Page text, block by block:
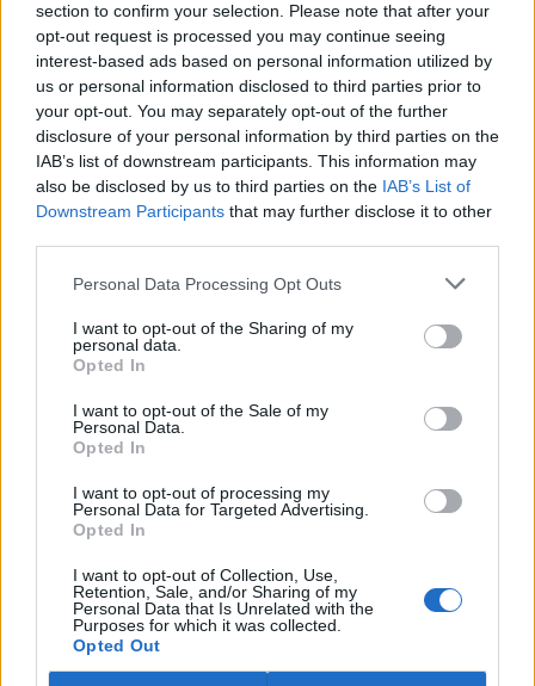
section to confirm your selection. Please note that after your
opt-out request is processed you may continue seeing
interest-based ads based on personal information utilized by
us or personal information disclosed to third parties prior to
your opt-out. You may separately opt-out of the further
disclosure of your personal information by third parties on the
IAB’s list of downstream participants. This information may
also be disclosed by us to third parties on the IAB’s List of
Downstream Participants that may further disclose it to other
Personal Data Processing Opt Outs
I want to opt-out of the Sharing of my
personal data.
Opted In
I want to opt-out of the Sale of my
Personal Data.
Opted In
I want to opt-out of processing my
Personal Data for Targeted Advertising.
Opted In
I want to opt-out of Collection, Use,
Retention, Sale, and/or Sharing of my
Personal Data that Is Unrelated with the
Purposes for which it was collected.
Opted Out
5.8.2026 20:13 (ČTK)
Celníci odhalili gang
překupníků chráněných druhů
papoušků působící v několika
krajích a zajistili asi stovku
ptáků. S odchytem a
zajištěním zvířat celníkům pomohly zoo v Praze, Zlíně a Ostravě. V
ostravské zahradě také papoušci nalezli dočasné útočiště. V
tiskové zprávě nawebucelníků to oznámila mluvčí Celní správy ČR
Martina Kaňková. Případem se zabývá policie.
Island vyhostí aktivisty bojující proti lovu velryb,
pronásledovali velrybáře
5.8.2026 19:54 (ČTK)
Islandské úřady nařídily
poté, co minulý týden
pobřežní stráž s policií zabavily
jejich loď, která pronásledovala velrybářské plavidlo. Pasažéři lodi
Watsona jsou od té doby zadržováni v Reykjavíku. Sám Watson na
palubě nebyl. Píše o tom agentura AFP s odvoláním na islandskou
Záchranná stanice v Praze přijímá kvůli vedrům více
volně žijících zvířat
5.8.2026 17:40 | PRAHA (
Kvůli vysokým letním